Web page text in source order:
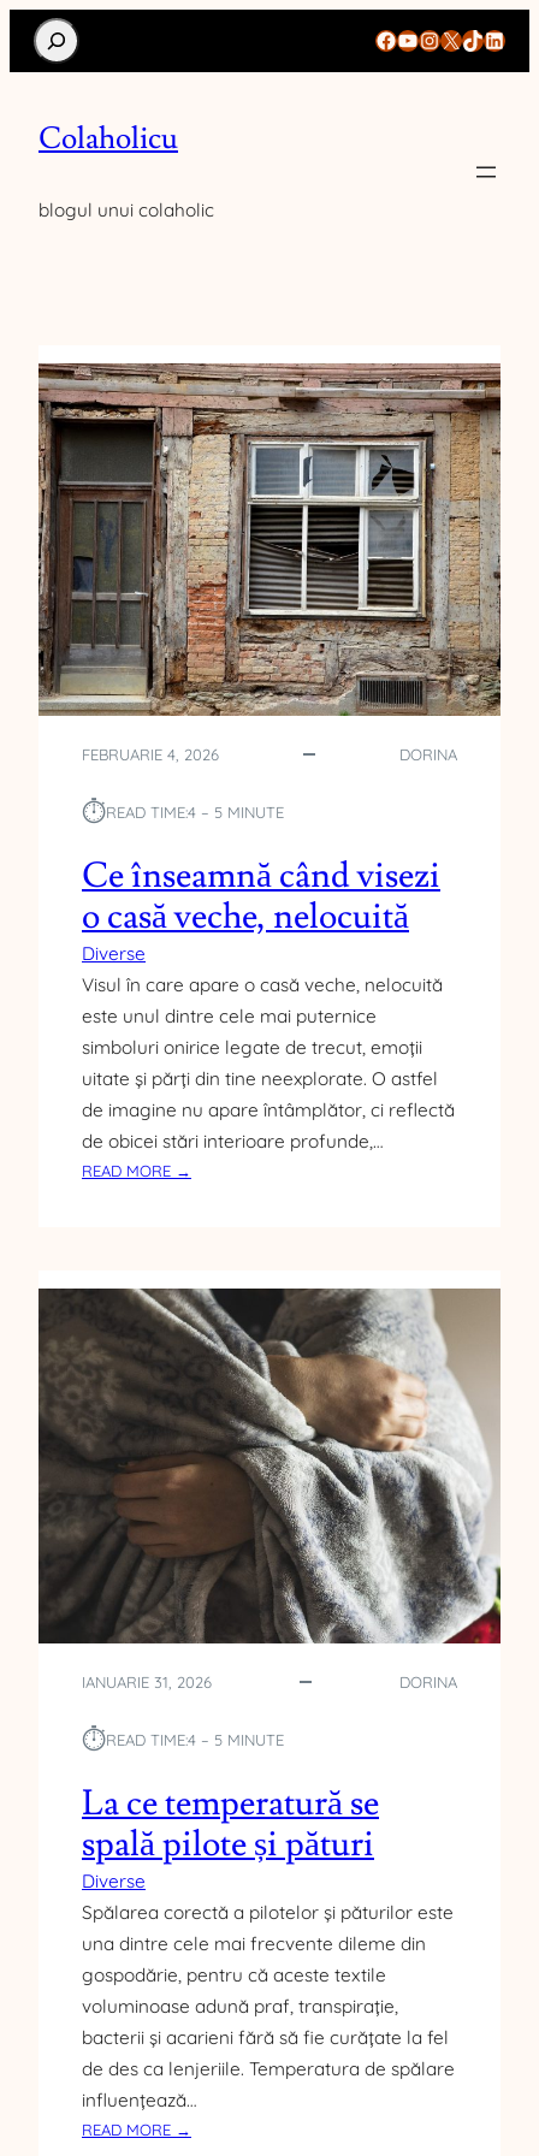
Search Facebook
YouTube
Instagram
X TikTok
Colaholicu
blogul unui colaholic
FEBRUARIE 4, 2026 DORINA
⏱︎READ TIME:4 – 5 MINUTE
Ce înseamnă când visezi
o casă veche, nelocuită
Diverse
Visul în care apare o casă veche, nelocuită
este unul dintre cele mai puternice
simboluri onirice legate de trecut, emoții
uitate și părți din tine neexplorate. O astfel
de imagine nu apare întâmplător, ci reflectă
de obicei stări interioare profunde,…
READ MORE →
S
E
M
Ă
C
V
I
S
E
Z
C
S
Ă
V
C
H
N
E
L
IANUARIE 31, 2026 DORINA
⏱︎READ TIME:4 – 5 MINUTE
La ce temperatură se
spală pilote și pături
Diverse
Spălarea corectă a pilotelor și păturilor este
una dintre cele mai frecvente dileme din
gospodărie, pentru că aceste textile
voluminoase adună praf, transpirație,
bacterii și acarieni fără să fie curățate la fel
de des ca lenjeriile. Temperatura de spălare
influențează…
READ MORE →